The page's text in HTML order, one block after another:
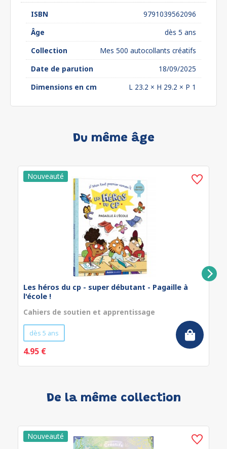
ISBN
9791039562096
Âge
dès 5 ans
Collection
Mes 500 autocollants créatifs
Date de parution
18/09/2025
Dimensions en cm
L 23.2 × H 29.2 × P 1
Du même âge
Les héros du cp - super débutant - Pagaille à
l'école !
Cahiers de soutien et apprentissage
dès 5 ans
4.95 €
De la même collection